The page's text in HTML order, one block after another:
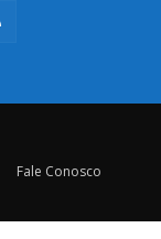
Fale Conosco